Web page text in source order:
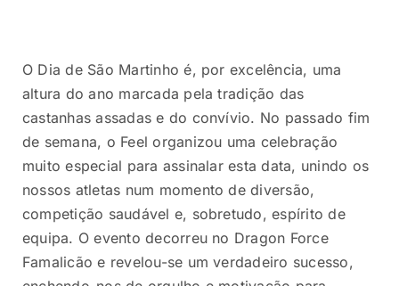
O Dia de São Martinho é, por excelência, uma
altura do ano marcada pela tradição das
castanhas assadas e do convívio. No passado fim
de semana, o Feel organizou uma celebração
muito especial para assinalar esta data, unindo os
nossos atletas num momento de diversão,
competição saudável e, sobretudo, espírito de
equipa. O evento decorreu no Dragon Force
Famalicão e revelou-se um verdadeiro sucesso,